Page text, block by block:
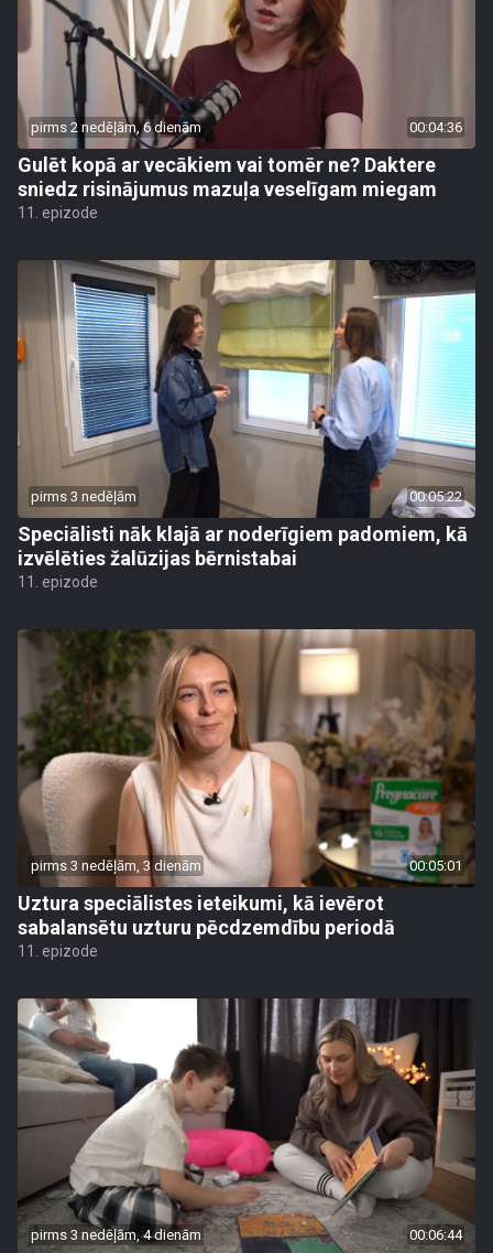
pirms 2 nedēļām, 6 dienām 00:04:36
Gulēt kopā ar vecākiem vai tomēr ne? Daktere
sniedz risinājumus mazuļa veselīgam miegam
11. epizode
pirms 3 nedēļām 00:05:22
Speciālisti nāk klajā ar noderīgiem padomiem, kā
izvēlēties žalūzijas bērnistabai
11. epizode
pirms 3 nedēļām, 3 dienām 00:05:01
Uztura speciālistes ieteikumi, kā ievērot
sabalansētu uzturu pēcdzemdību periodā
11. epizode
pirms 3 nedēļām, 4 dienām 00:06:44